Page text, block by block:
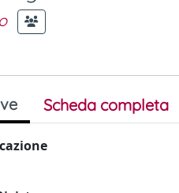
Scheda completa